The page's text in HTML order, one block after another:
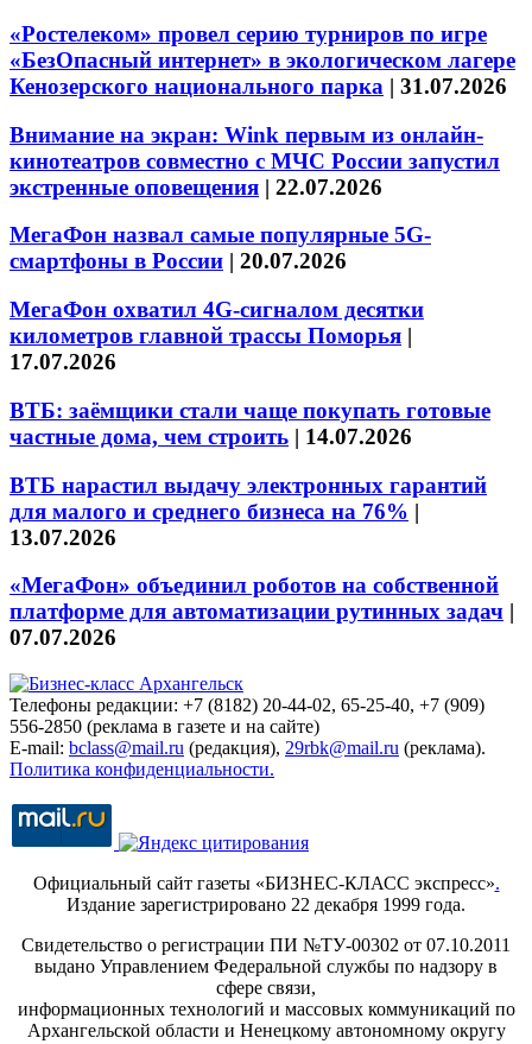
«Ростелеком» провел серию турниров по игре
«БезОпасный интернет» в экологическом лагере
Кенозерского национального парка | 31.07.2026
Внимание на экран: Wink первым из онлайн-
кинотеатров совместно с МЧС России запустил
экстренные оповещения | 22.07.2026
МегаФон назвал самые популярные 5G-
смартфоны в России | 20.07.2026
МегаФон охватил 4G-сигналом десятки
километров главной трассы Поморья |
17.07.2026
ВТБ: заёмщики стали чаще покупать готовые
частные дома, чем строить | 14.07.2026
ВТБ нарастил выдачу электронных гарантий
для малого и среднего бизнеса на 76% |
13.07.2026
«МегаФон» объединил роботов на собственной
платформе для автоматизации рутинных задач |
07.07.2026
Телефоны редакции: +7 (8182) 20-44-02, 65-25-40, +7 (909)
556-2850 (реклама в газете и на сайте)
E-mail: bclass@mail.ru (редакция), 29rbk@mail.ru (реклама).
Политика конфиденциальности.
Официальный сайт газеты «БИЗНЕС-КЛАСС экспресс».
Издание зарегистрировано 22 декабря 1999 года.
Свидетельство о регистрации ПИ №ТУ-00302 от 07.10.2011
выдано Управлением Федеральной службы по надзору в
сфере связи,
информационных технологий и массовых коммуникаций по
Архангельской области и Ненецкому автономному округу